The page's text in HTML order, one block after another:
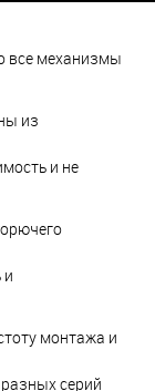
все механизмы
из
и не
и
монтажа и
серий